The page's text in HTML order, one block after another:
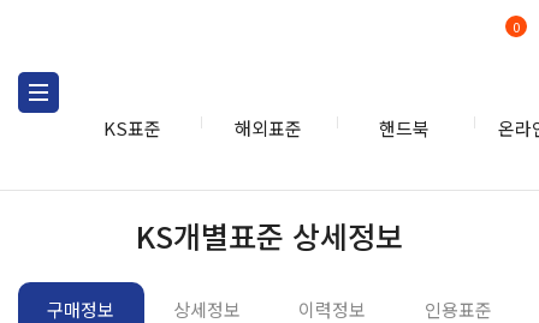
KS표준 해외표준 핸드북 온라
0
KS개별표준 상세정보
구매정보 상세정보 이력정보 인용표준